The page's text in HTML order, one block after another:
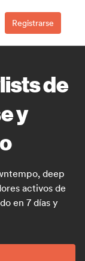
Registrarse
de
y
deep
activos de
en 7 días y